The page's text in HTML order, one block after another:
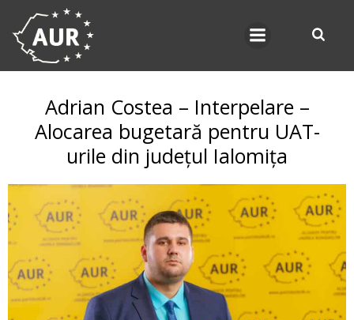
Adrian Costea – Interpelare –
Alocarea bugetară pentru UAT-
urile din județul Ialomița